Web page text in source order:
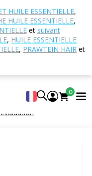
HUILE ESSENTIELLE,
HUILE ESSENTIELLE,
et suivant
, HUILE ESSENTIELLE
, PRAWTEIN HAIR et
0
- Médecine
suis en forme